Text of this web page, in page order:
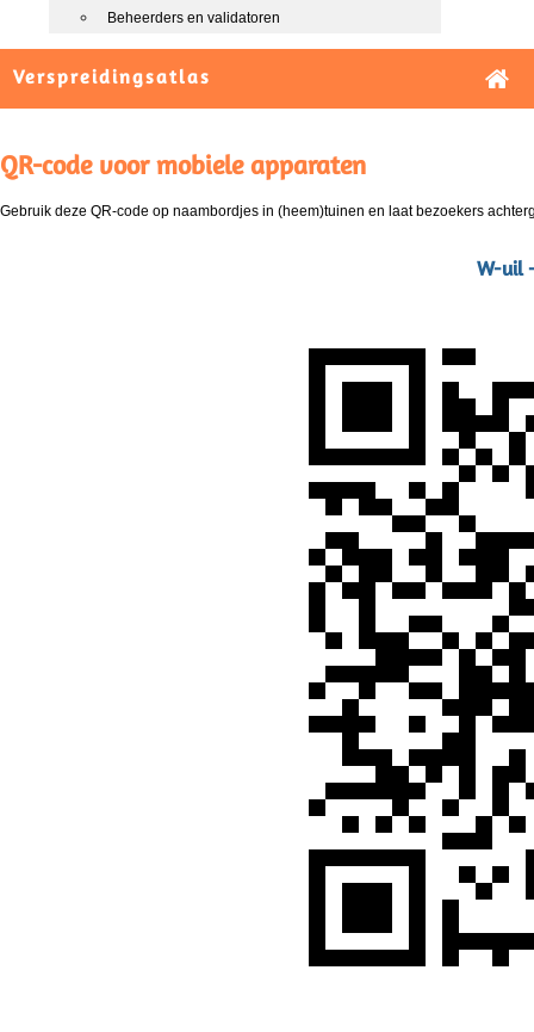
Beheerders en validatoren
Verspreidingsatlas
QR-code voor mobiele apparaten
Gebruik deze QR-code op naambordjes in (heem)tuinen en laat bezoekers
W-uil